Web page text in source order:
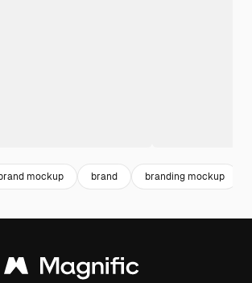
mockup brand branding mockup